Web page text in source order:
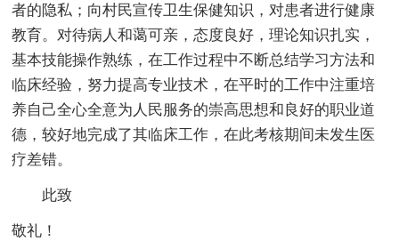
者的隐私；向村民宣传卫生保健知识，对患者进行健康
教育。对待病人和蔼可亲，态度良好，理论知识扎实，
基本技能操作熟练，在工作过程中不断总结学习方法和
临床经验，努力提高专业技术，在平时的工作中注重培
养自己全心全意为人民服务的崇高思想和良好的职业道
德，较好地完成了其临床工作，在此考核期间未发生医
疗差错。
此致
敬礼！